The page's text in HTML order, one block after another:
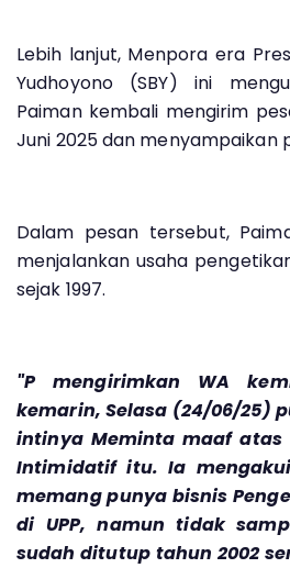
Lebih lanjut, Menpora era
Yudhoyono (SBY) ini
Paiman kembali mengirim
Juni 2025 dan menyampaikan
Dalam pesan tersebut,
menjalankan usaha
sejak 1997.
"P mengirimkan WA
kemarin, Selasa (24/06/25)
intinya Meminta maaf atas
Intimidatif itu. Ia
memang punya bisnis
di UPP, namun tidak
sudah ditutup tahun 2002